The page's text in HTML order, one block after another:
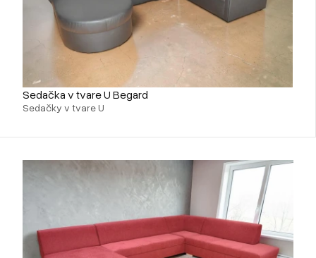
Sedačka v tvare U Begard
Sedačky v tvare U